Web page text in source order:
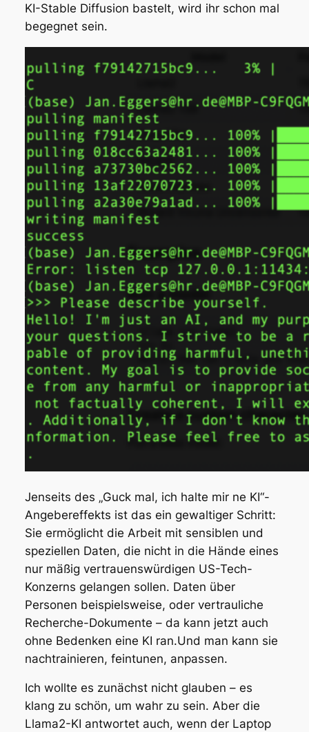
KI-Stable Diffusion bastelt, wird ihr schon mal
begegnet sein.
Jenseits des „Guck mal, ich halte mir ne KI“-
Angebereffekts ist das ein gewaltiger Schritt:
Sie ermöglicht die Arbeit mit sensiblen und
speziellen Daten, die nicht in die Hände eines
nur mäßig vertrauenswürdigen US-Tech-
Konzerns gelangen sollen. Daten über
Personen beispielsweise, oder vertrauliche
Recherche-Dokumente – da kann jetzt auch
ohne Bedenken eine KI ran.Und man kann sie
nachtrainieren, feintunen, anpassen.
Ich wollte es zunächst nicht glauben – es
klang zu schön, um wahr zu sein. Aber die
Llama2-KI antwortet auch, wenn der Laptop